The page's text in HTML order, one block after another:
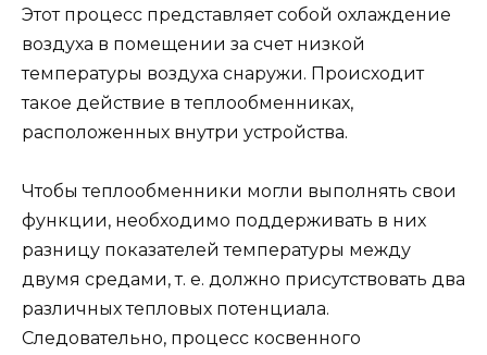
Этот процесс представляет собой охлаждение
воздуха в помещении за счет низкой
температуры воздуха снаружи. Происходит
такое действие в теплообменниках,
расположенных внутри устройства.
Чтобы теплообменники могли выполнять свои
функции, необходимо поддерживать в них
разницу показателей температуры между
двумя средами, т. е. должно присутствовать два
различных тепловых потенциала.
Следовательно, процесс косвенного